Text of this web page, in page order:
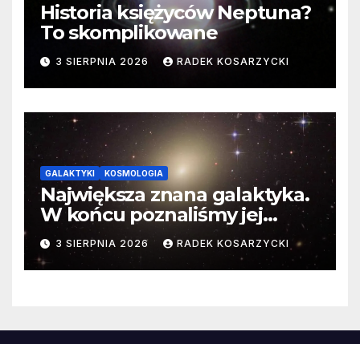
Historia księżyców Neptuna?
To skomplikowane
3 SIERPNIA 2026 RADEK KOSARZYCKI
GALAKTYKI KOSMOLOGIA
Największa znana galaktyka.
W końcu poznaliśmy jej
faktyczne wymiary
3 SIERPNIA 2026 RADEK KOSARZYCKI